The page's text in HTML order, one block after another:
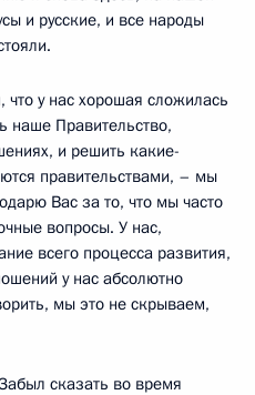
и русские, и все народы
у нас хорошая сложилась
наше Правительство,
и решить какие-
правительствами, – мы
Вас за то, что мы часто
вопросы. У нас,
всего процесса развития,
у нас абсолютно
мы это не скрываем,
сказать во время